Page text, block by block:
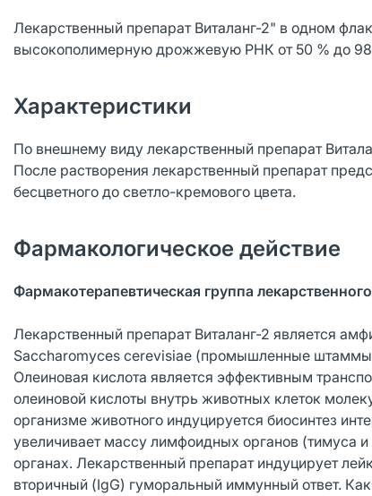
Лекарственный препарат Виталанг-2" в одном
высокополимерную дрожжевую РНК от 50 % до 98
Характеристики
По внешнему виду лекарственный препарат
После растворения лекарственный препарат
бесцветного до светло-кремового цвета.
Фармакологическое действие
Фармакотерапевтическая группа
Лекарственный препарат Виталанг-2 является
Saccharomyces cerevisiae (промышленные
Олеиновая кислота является эффективным
олеиновой кислоты внутрь животных клеток
организме животного индуцируется биосинтез
увеличивает массу лимфоидных органов (тимуса
органах. Лекарственный препарат индуцирует
вторичный (IgG) гуморальный иммунный ответ.